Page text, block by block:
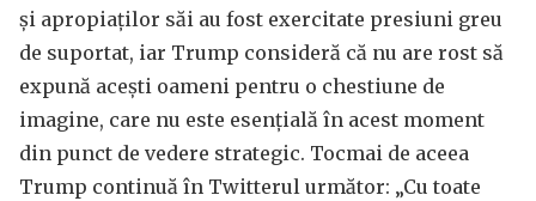
și apropiaților săi au fost exercitate presiuni greu
de suportat, iar Trump consideră că nu are rost să
expună acești oameni pentru o chestiune de
imagine, care nu este esențială în acest moment
din punct de vedere strategic. Tocmai de aceea
Trump continuă în Twitterul următor: „Cu toate